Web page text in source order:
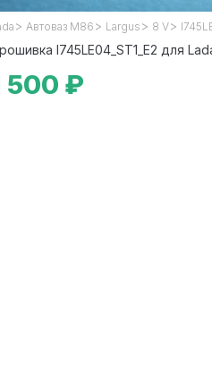
> Автоваз М86 > Largus > 8 V>
I745LE04_ST1_E2 для
500 ₽